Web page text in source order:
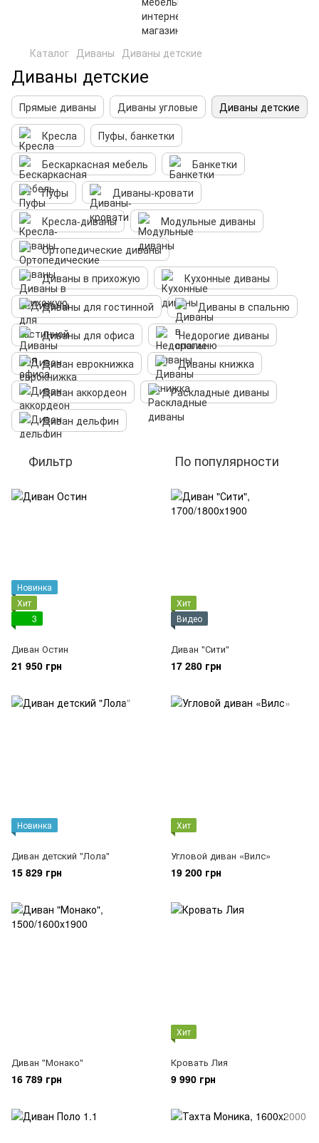
Каталог Диваны Диваны детские
Диваны детские
Прямые диваны Диваны угловые
Диваны детские
Кресла
Пуфы, банкетки
Бескаркасная мебель
Банкетки
Пуфы
Диваны-кровати
Кресла-диваны
Модульные диваны
Ортопедические диваны
Диваны в прихожую
Кухонные диваны
Диваны для гостинной
Диваны в спальню
Диваны для офиса
Недорогие диваны
Диван еврокнижка
Диваны книжка
Диван аккордеон
Раскладные диваны
Диван дельфин
Фильтр По популярности
Новинка
Хит
3
Диван Остин
21 950 грн
Хит
Видео
Диван "Сити"
17 280 грн
Новинка
Диван детский "Лола"
15 829 грн
Хит
Угловой диван «Вилс»
19 200 грн
Диван "Монако"
16 789 грн
Хит
Кровать Лия
9 990 грн